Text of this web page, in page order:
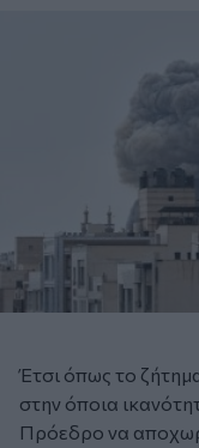
Έτσι όπως το
στην όποια
Πρόεδρο να